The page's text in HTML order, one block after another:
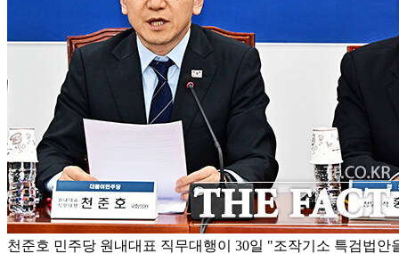
천준호 민주당 원내대표 직무대행이 30일 "조작기소 특검법안